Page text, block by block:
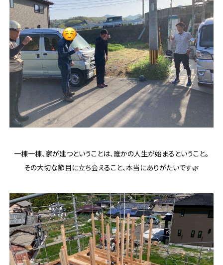
一棟一棟、家が建つということは、誰かの人生が始まるということ。
その大切な節目に立ち会えること、本当にありがたいです🌿